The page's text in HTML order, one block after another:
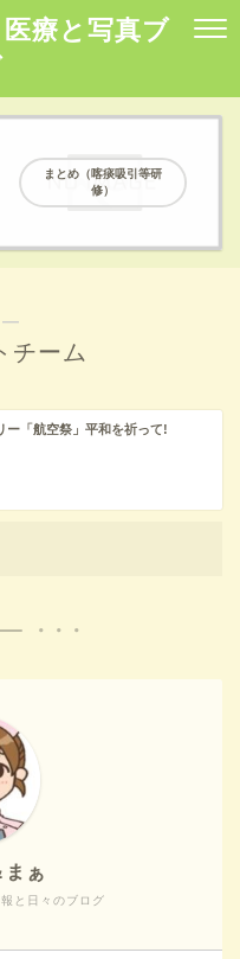
療と写真ブ
まとめ（喀痰吸引等研
修）
―
チーム
「航空祭」平和を祈って!
と日々のブログ
まぁ